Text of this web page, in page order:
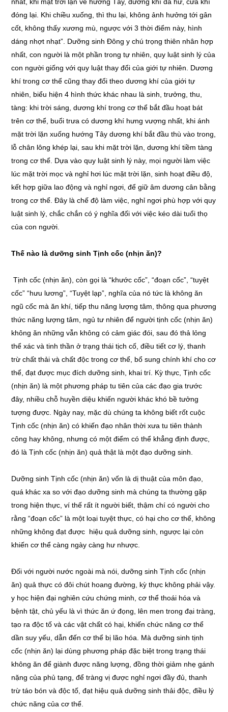
đóng lại. Khi chiều xuống, thì thu lại, không ảnh hưởng tới gân
cốt, không thấy xương mù, ngược với 3 thời điểm này, hình
dáng nhợt nhạt”. Dưỡng sinh Đông y chú trọng thiên nhân hợp
nhất, con người là một phần trong tự nhiên, quy luật sinh lý của
con người giống với quy luật thay đổi của giới tự nhiên. Dương
khí trong cơ thể cũng thay đổi theo dương khí của giới tự
nhiên, biểu hiện 4 hình thức khác nhau là sinh, trưởng, thu,
tàng: khi trời sáng, dương khí trong cơ thể bắt đầu hoạt bát
trên cơ thể, buổi trưa có dương khí hưng vượng nhất, khi ánh
mặt trời lặn xuống hướng Tây dương khí bắt đầu thù vào trong,
lỗ chân lông khép lại, sau khi mặt trời lặn, dương khí tiềm tàng
trong cơ thể. Dựa vào quy luật sinh lý này, mọi người làm việc
lúc mặt trời mọc và nghỉ hơi lúc mặt trời lặn, sinh hoạt điều độ,
kết hợp giữa lao động và nghỉ ngơi, để giữ âm dương cân bằng
trong cơ thể. Đây là chế độ làm việc, nghỉ ngơi phù hợp với quy
luật sinh lý, chắc chắn có ý nghĩa đối với việc kéo dài tuổi thọ
của con người.
Thế nào là dưỡng sinh Tịnh cốc (nhịn ăn)?
Tịnh cốc (nhịn ăn), còn gọi là “khước cốc”, “đoạn cốc”, “tuyệt
cốc” “hưu lương”, “Tuyệt lạp”, nghĩa của nó tức là không ăn
ngũ cốc mà ăn khí, tiếp thu năng lượng tâm, thông qua phương
thức năng lượng tâm, ngủ tư nhiên để người tịnh cốc (nhịn ăn)
không ăn những vẫn không có cảm giác đói, sau đó thả lỏng
thể xác và tinh thần ở trạng thái tịch cố, điều tiết cơ lý, thanh
trừ chất thải và chất độc trong cơ thể, bổ sung chính khí cho cơ
thể, đạt được mục đích dưỡng sinh, khai trí. Kỳ thực, Tịnh cốc
(nhịn ăn) là một phương pháp tu tiên của các đạo gia trước
đây, nhiều chỗ huyền diệu khiến người khác khó bề tưởng
tượng được. Ngày nay, mặc dù chúng ta không biết rốt cuộc
Tịnh cốc (nhịn ăn) có khiến đạo nhân thời xưa tu tiên thành
công hay không, nhưng có một điểm có thể khẳng định được,
đó là Tịnh cốc (nhịn ăn) quả thật là một đạo dưỡng sinh.
Dưỡng sinh Tịnh cốc (nhịn ăn) vốn là dị thuật của môn đạo,
quá khác xa so với đạo dưỡng sinh mà chúng ta thường gặp
trong hiện thực, ví thế rất ít người biết, thậm chí có người cho
rằng “đoạn cốc” là một loại tuyệt thực, có hại cho cơ thể, không
những không đạt được hiệu quả dưỡng sinh, ngược lại còn
khiến cơ thể càng ngày càng hư nhược.
Đối với người nước ngoài mà nói, dưỡng sinh Tịnh cốc (nhịn
ăn) quả thực có đôi chút hoang đường, kỳ thực không phải vậy.
y học hiện đại nghiên cứu chứng minh, cơ thể thoái hóa và
bệnh tật, chủ yếu là vì thức ăn ứ đọng, lên men trong đại tràng,
tạo ra độc tố và các vật chất có hại, khiến chức năng cơ thể
dần suy yếu, dẫn đến cơ thể bị lão hóa. Mà dưỡng sinh tịnh
cốc (nhịn ăn) lại dùng phương pháp đặc biệt trong trạng thái
không ăn để giành được năng lượng, đồng thời giảm nhẹ gánh
nặng của phủ tạng, để tràng vị được nghỉ ngơi đầy đủ, thanh
trừ táo bón và độc tố, đạt hiệu quả dưỡng sinh thải độc, điều lý
chức năng của cơ thể.